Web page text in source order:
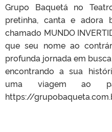
Grupo Baquetá no
pretinha, canta e adora
chamado MUNDO
que seu nome ao
profunda jornada em
encontrando a sua
uma viagem ao
https://